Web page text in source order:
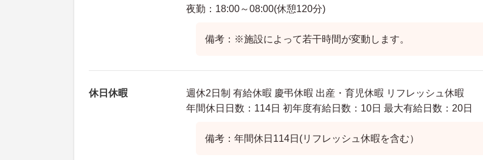
夜勤：18:00～08:00(休憩120分)
備考：※施設によって若干時間が変動します。
休日休暇
週休2日制 有給休暇 慶弔休暇 出産・育児休暇 リフレッシュ休暇
年間休日日数：114日 初年度有給日数：10日 最大有給日数：20日
備考：年間休日114日(リフレッシュ休暇を含む）